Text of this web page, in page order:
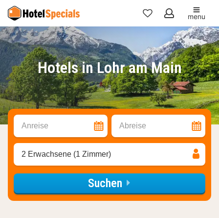
Meine
Favoriten
menu
Hotels in Lohr am Main
Anreise Abreise
2 Erwachsene (1 Zimmer)
Suchen